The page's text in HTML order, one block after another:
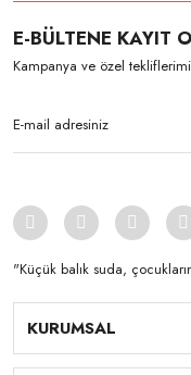
E-BÜLTENE KAYIT
Kampanya ve özel
"Küçük balık suda,
KURUMSAL